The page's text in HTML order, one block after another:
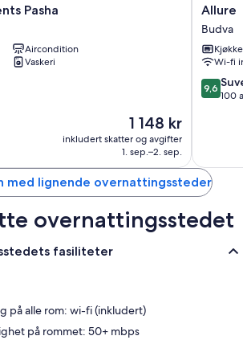
italienske Frette-laken og Select Comfort-
garderobeskap og separat sitteområde
Pasha
Aircondition
Vaskeri
Prisen
er
1 148 kr
1 148 kr
inkludert skatter og avgifter
1. sep.–2. sep.
Allure
Budva
Allure
Budva
Wi-fi
9.6
av
9,6
100
med lignende overnattingssteder
overnattingsstedet
fasiliteter
på alle rom: wi-fi (inkludert)
på rommet: 50+ mbps